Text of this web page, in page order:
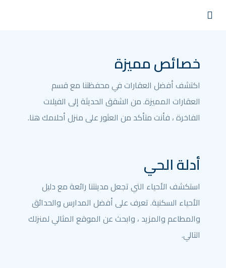
خصائص مميزة
اكتشف أفضل العقارات في محفظتنا مع قسم
العقارات المميزة. من الشقق الحديثة إلى الفيلات
الفاخرة ، فأنت متأكد من العثور على منزل أحلامك هنا.
أدلة الحي
استكشف الأحياء التي تجعل مدينتنا رائعة مع دليل
الأحياء السكنية. تعرف على أفضل المدارس والحدائق
والمطاعم والمزيد ، وابحث عن الموقع المثالي لمنزلك
التالي.